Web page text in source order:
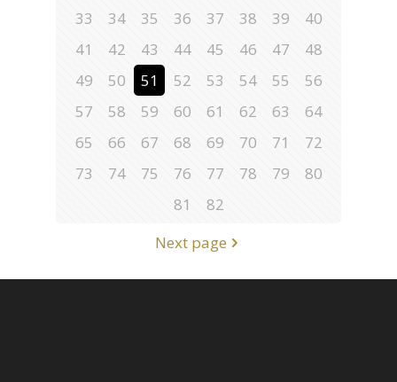
33
34 35 36 37 38 39
40
41
42 43 44 45 46 47
48
49
50 51 52 53 54 55
56
57
58 59 60 61 62 63
64
65
66 67 68 69 70 71
72
73
74 75 76 77 78 79
80
81
82
Next page